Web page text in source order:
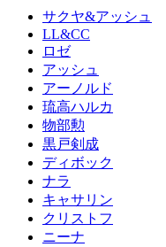
サクヤ&アッシュ
LL&CC
ロゼ
アッシュ
アーノルド
琉高ハルカ
物部勲
黒戸剣成
ディボック
ナラ
キャサリン
クリストフ
ニーナ